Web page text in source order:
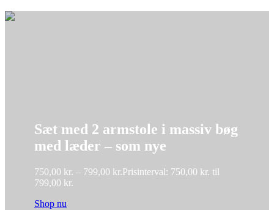
Sæt med 2 armstole i massiv bøg
med læder – som nye
750,00 kr. – 799,00 kr.Prisinterval: 750,00 kr. til
799,00 kr.
Shop nu